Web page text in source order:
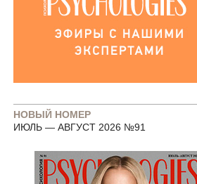
НОВЫЙ НОМЕР
ИЮЛЬ — АВГУСТ 2026 №91